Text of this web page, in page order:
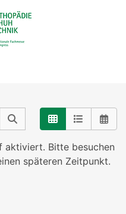
aktiviert. Bitte besuchen
späteren Zeitpunkt.